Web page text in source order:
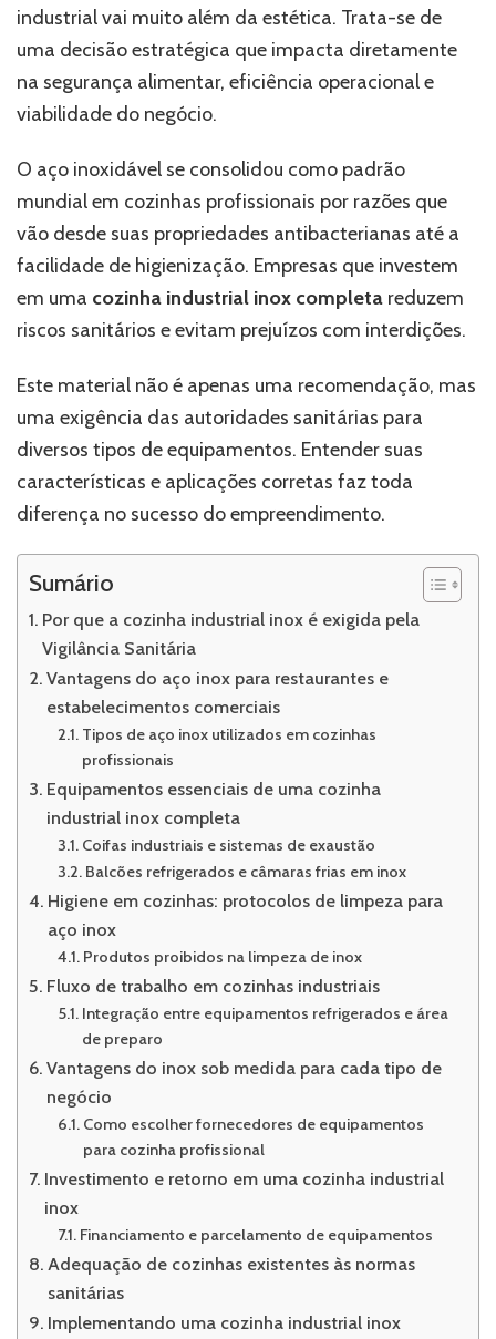
industrial vai muito além da estética. Trata-se de
uma decisão estratégica que impacta diretamente
na segurança alimentar, eficiência operacional e
viabilidade do negócio.
O aço inoxidável se consolidou como padrão
mundial em cozinhas profissionais por razões que
vão desde suas propriedades antibacterianas até a
facilidade de higienização. Empresas que investem
em uma cozinha industrial inox completa reduzem
riscos sanitários e evitam prejuízos com interdições.
Este material não é apenas uma recomendação, mas
uma exigência das autoridades sanitárias para
diversos tipos de equipamentos. Entender suas
características e aplicações corretas faz toda
diferença no sucesso do empreendimento.
Sumário
Por que a cozinha industrial inox é exigida pela
Vigilância Sanitária
Vantagens do aço inox para restaurantes e
estabelecimentos comerciais
Tipos de aço inox utilizados em cozinhas
profissionais
Equipamentos essenciais de uma cozinha
industrial inox completa
Coifas industriais e sistemas de exaustão
Balcões refrigerados e câmaras frias em inox
Higiene em cozinhas: protocolos de limpeza para
aço inox
Produtos proibidos na limpeza de inox
Fluxo de trabalho em cozinhas industriais
Integração entre equipamentos refrigerados e área
de preparo
Vantagens do inox sob medida para cada tipo de
negócio
Como escolher fornecedores de equipamentos
para cozinha profissional
Investimento e retorno em uma cozinha industrial
inox
Financiamento e parcelamento de equipamentos
Adequação de cozinhas existentes às normas
sanitárias
Implementando uma cozinha industrial inox